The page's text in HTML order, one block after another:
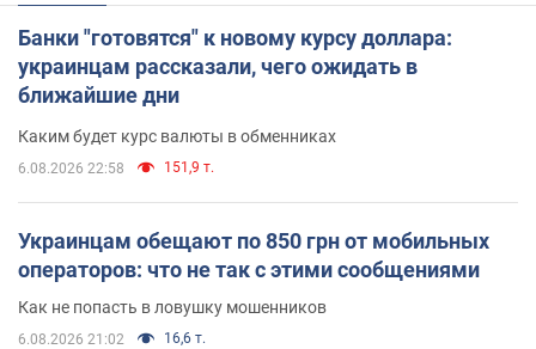
Банки "готовятся" к новому курсу доллара:
украинцам рассказали, чего ожидать в
ближайшие дни
Каким будет курс валюты в обменниках
6.08.2026 22:58 151,9 т.
Украинцам обещают по 850 грн от мобильных
операторов: что не так с этими сообщениями
Как не попасть в ловушку мошенников
6.08.2026 21:02 16,6 т.